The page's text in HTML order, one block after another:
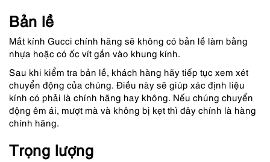
Bản lề
Mắt kính Gucci chính hãng sẽ không có bản lề làm bằng
nhựa hoặc có ốc vít gắn vào khung kính.
Sau khi kiểm tra bản lề, khách hàng hãy tiếp tục xem xét
chuyển động của chúng. Điều này sẽ giúp xác định liệu
kính có phải là chính hãng hay không. Nếu chúng chuyển
động êm ái, mượt mà và không bị kẹt thì đây chính là hàng
chính hãng.
Trọng lượng